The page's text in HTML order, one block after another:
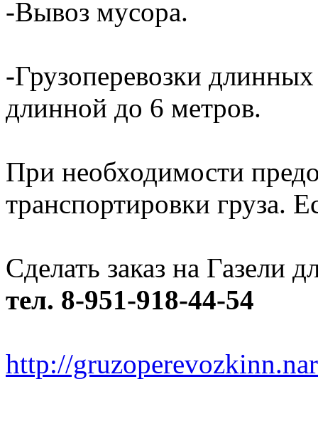
-Вывоз мусора.
-Грузоперевозки
длинной до 6 метров.
При необходимости
транспортировки груза.
Сделать заказ на Газели
тел. 8-951-918-44-54
http://